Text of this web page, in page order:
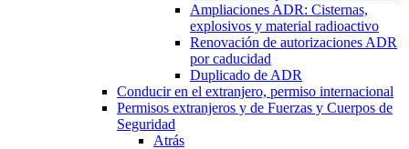
Ampliaciones ADR: Cisternas,
explosivos y material radioactivo
Renovación de autorizaciones ADR
por caducidad
Duplicado de ADR
Conducir en el extranjero, permiso internacional
Permisos extranjeros y de Fuerzas y Cuerpos de
Seguridad
Atrás